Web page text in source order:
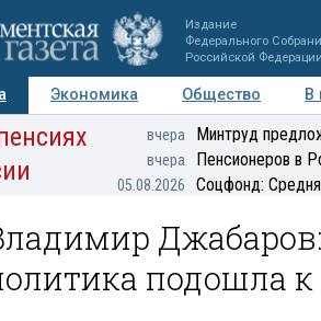
Издание
Федерального
Российской
Экономика Общество
В
Персоны Мнения Регионы
вчера Минтруд
вчера Пенсионеров в
05.08.2026 Соцфонд:
Джабаров:
подошла